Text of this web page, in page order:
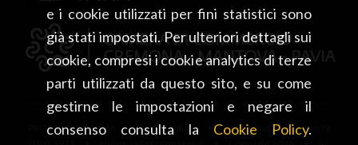
e i cookie utilizzati per fini statistici sono
già stati impostati. Per ulteriori dettagli sui
cookie, compresi i cookie analytics di terze
parti utilizzati da questo sito, e su come
gestirne le impostazioni e negare il
consenso consulta la Cookie Policy.
PROVINCIA DI PAVIA • Piazza Italia, 2 • 27100 Pavia • tel. +39